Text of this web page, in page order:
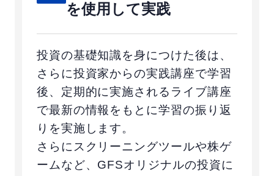
を使用して実践
投資の基礎知識を身につけた後は、
さらに投資家からの実践講座で学習
後、定期的に実施されるライブ講座
で最新の情報をもとに学習の振り返
りを実施します。
さらにスクリーニングツールや株ゲ
ームなど、GFSオリジナルの投資に